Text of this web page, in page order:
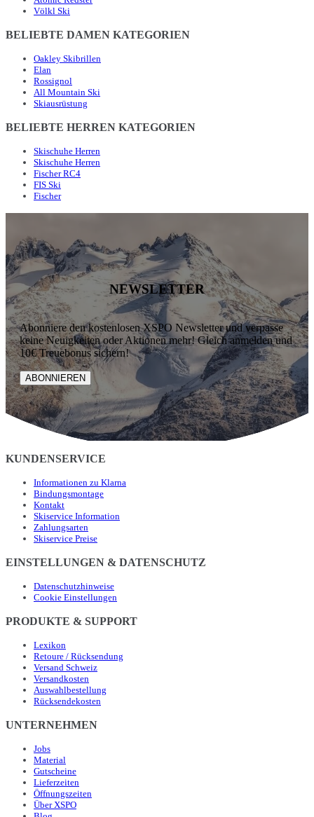
Völkl Ski
BELIEBTE DAMEN KATEGORIEN
Oakley Skibrillen
Elan
Rossignol
All Mountain Ski
Skiausrüstung
BELIEBTE HERREN KATEGORIEN
Skischuhe Herren
Skischuhe Herren
Fischer RC4
FIS Ski
Fischer
NEWSLETTER
Abonniere den kostenlosen XSPO Newsletter und verpasse
keine Neuigkeiten oder Aktionen mehr! Gleich anmelden und
10€ Treuebonus sichern!
ABONNIEREN
KUNDENSERVICE
Informationen zu Klarna
Bindungsmontage
Kontakt
Skiservice Information
Zahlungsarten
Skiservice Preise
EINSTELLUNGEN & DATENSCHUTZ
Datenschutzhinweise
Cookie Einstellungen
PRODUKTE & SUPPORT
Lexikon
Retoure / Rücksendung
Versand Schweiz
Versandkosten
Auswahlbestellung
Rücksendekosten
UNTERNEHMEN
Jobs
Material
Gutscheine
Lieferzeiten
Öffnungszeiten
Über XSPO